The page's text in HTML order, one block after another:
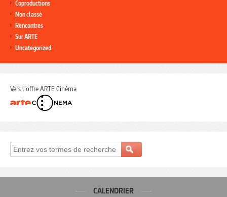
Coproductions
Non classé
Rencontres
Sur ARTE
Uncategorized
Vers l'offre ARTE Cinéma
CALENDRIER